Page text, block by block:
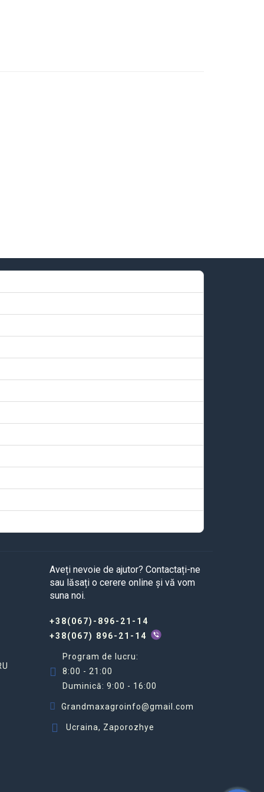
Aveți nevoie de ajutor? Contactați-ne
sau lăsați o cerere online și vă vom
suna noi.
+38(067)-896-21-14
+38(067) 896-21-14
Program de lucru:
8:00 - 21:00
Duminică: 9:00 - 16:00
Grandmaxagroinfo@gmail.com
Ucraina, Zaporozhye